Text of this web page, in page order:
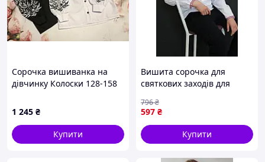
Сорочка вишиванка на
дівчинку Колоски 128-158
1 245 ₴
Купити
Вишита сорочка для
святкових заходів для
довгим рукавом
українською вишивкою
для дітей етнічний одяг
597 ₴
796₴
Купити